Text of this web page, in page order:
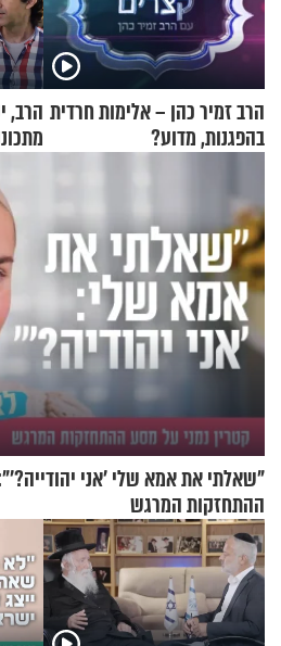
הרב זמיר כהן – אלימות חרדית
בהפגנות, מדוע?
הרב,
"שאלתי את אמא שלי 'אני
ההתחזקות המרגש